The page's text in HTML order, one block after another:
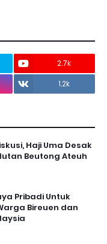
2.7k
1.2k
Haji Uma Desak
Beutong Ateuh
Pribadi Untuk
Bireuen dan